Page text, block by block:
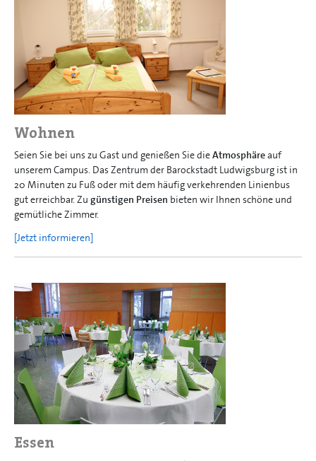
Wohnen
Seien Sie bei uns zu Gast und genießen Sie dieAtmosphäreauf
unserem Campus. Das Zentrum der Barockstadt Ludwigsburg ist in
20 Minuten zu Fuß oder mit dem häufig verkehrenden Linienbus
gut erreichbar. Zu günstigen Preisen bieten wir Ihnen schöne und
gemütliche Zimmer.
[Jetzt informieren]
Essen